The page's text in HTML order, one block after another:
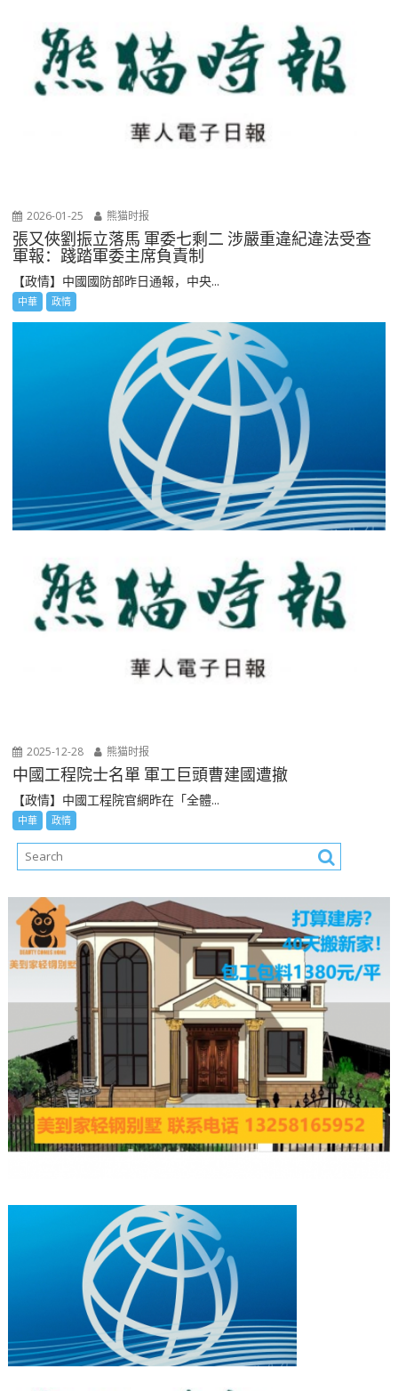
2026-01-25 熊猫时报
張又俠劉振立落馬 軍委七剩二 涉嚴重違紀違法受查
軍報：踐踏軍委主席負責制
【政情】中國國防部昨日通報，中央...
中華 政情
2025-12-28 熊猫时报
中國工程院士名單 軍工巨頭曹建國遭撤
【政情】中國工程院官網昨在「全體...
中華 政情